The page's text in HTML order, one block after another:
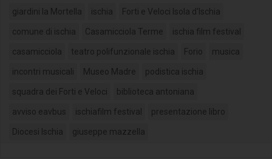
giardini la Mortella ischia Forti e Veloci Isola d'Ischia
comune di ischia Casamicciola Terme ischia film festival
casamicciola teatro polifunzionale ischia Forio musica
incontri musicali Museo Madre podistica ischia
squadra dei Forti e Veloci biblioteca antoniana
avviso eavbus ischiafilm festival presentazione libro
Diocesi Ischia giuseppe mazzella